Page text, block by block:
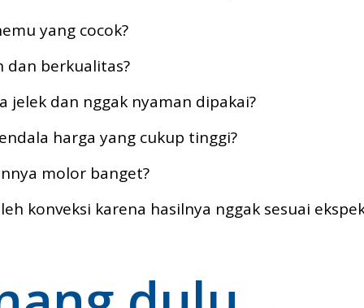
yang cocok?
dan berkualitas?
dan nggak nyaman dipakai?
harga yang cukup tinggi?
molor banget?
konveksi karena hasilnya nggak sesuai